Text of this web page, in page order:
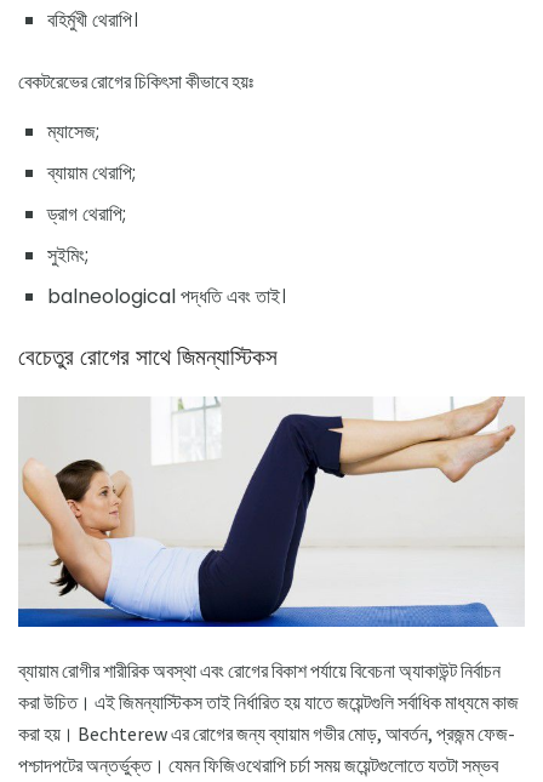
বহির্মুখী থেরাপি।
বেকটরেভের রোগের চিকিৎসা কীভাবে হয়ঃ
ম্যাসেজ;
ব্যায়াম থেরাপি;
ড্রাগ থেরাপি;
সুইমিং;
balneological পদ্ধতি এবং তাই।
বেচেতুর রোগের সাথে জিমন্যাস্টিকস
ব্যায়াম রোগীর শারীরিক অবস্থা এবং রোগের বিকাশ পর্যায়ে বিবেচনা অ্যাকাউন্ট নির্বাচন
করা উচিত। এই জিমন্যাস্টিকস তাই নির্ধারিত হয় যাতে জয়েন্টগুলি সর্বাধিক মাধ্যমে কাজ
করা হয়। Bechterew এর রোগের জন্য ব্যায়াম গভীর মোড়, আবর্তন, প্রজন্ম ফেজ-
পশ্চাদপটের অন্তর্ভুক্ত। যেমন ফিজিওথেরাপি চর্চা সময় জয়েন্টগুলোতে যতটা সম্ভব